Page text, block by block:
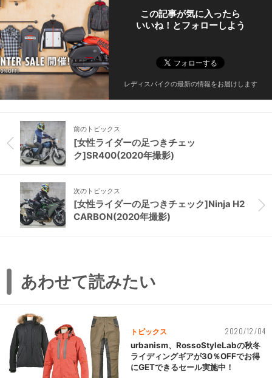
この記事が気に入ったら
いいね！とフォローしよう
レディスバイクの最新の情報をお届けします
前のトピックス
[女性ライダーの足つきチェッ
ク]SR400(2020年撮影)
次のトピックス
[女性ライダーの足つきチェック]Ninja H2
CARBON(2020年撮影)
あわせて読みたい
トピックス 2020/12/04
urbanism、RossoStyleLabの秋冬
ライディングギアが30％OFFでお得
にGETできるセール実施中！